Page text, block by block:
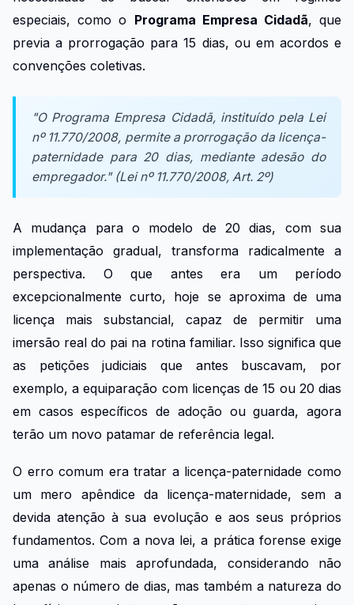
especiais, como o Programa Empresa Cidadã, que
previa a prorrogação para 15 dias, ou em acordos e
convenções coletivas.
"O Programa Empresa Cidadã, instituído pela Lei
nº 11.770/2008, permite a prorrogação da licença-
paternidade para 20 dias, mediante adesão do
empregador." (Lei nº 11.770/2008, Art. 2º)
A mudança para o modelo de 20 dias, com sua
implementação gradual, transforma radicalmente a
perspectiva. O que antes era um período
excepcionalmente curto, hoje se aproxima de uma
licença mais substancial, capaz de permitir uma
imersão real do pai na rotina familiar. Isso significa que
as petições judiciais que antes buscavam, por
exemplo, a equiparação com licenças de 15 ou 20 dias
em casos específicos de adoção ou guarda, agora
terão um novo patamar de referência legal.
O erro comum era tratar a licença-paternidade como
um mero apêndice da licença-maternidade, sem a
devida atenção à sua evolução e aos seus próprios
fundamentos. Com a nova lei, a prática forense exige
uma análise mais aprofundada, considerando não
apenas o número de dias, mas também a natureza do